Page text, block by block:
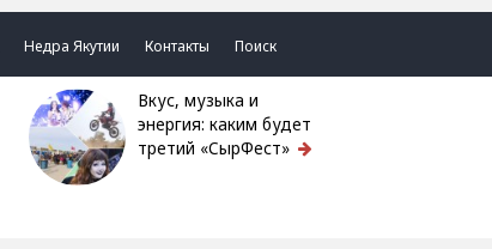
Недра Якутии Контакты Поиск
Вкус, музыка и
энергия: каким будет
третий «СырФест»